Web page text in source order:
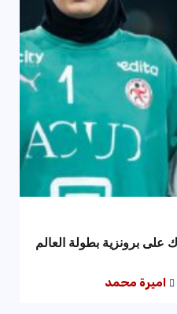
على برونزية بطولة العالم
اميرة محمد